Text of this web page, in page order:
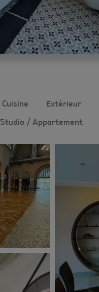
Cuisine Extérieur
Studio / Appartement